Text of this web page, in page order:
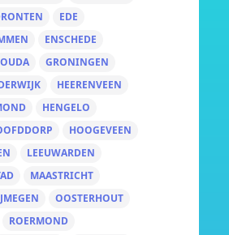
EDE
ENSCHEDE
GRONINGEN
HEERENVEEN
HENGELO
HOOGEVEEN
LEEUWARDEN
MAASTRICHT
OOSTERHOUT
ROERMOND